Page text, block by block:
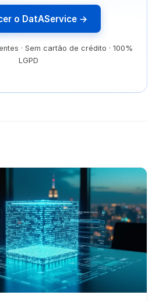
o DatAService →
· Sem cartão de crédito · 100%
LGPD